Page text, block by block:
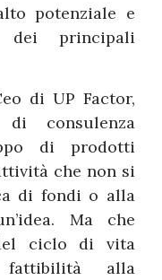
potenziale e
dei principali
di UP Factor,
consulenza
di prodotti
che non si
di fondi o alla
Ma che
ciclo di vita
fattibilità alla